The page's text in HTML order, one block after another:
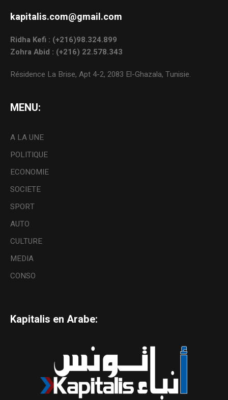
kapitalis.com@gmail.com
Ridha Kefi : (+216)98.324.899
Zohra Abid : (+216) 22.578.343
Résidence La Brise, Apt 4-2, 2083 El-Ghazala, Tunisie.
MENU:
A LA UNE
POLITIQUE
ECONOMIE
SOCIETE
SPORT
AUTO
CULTURE
MEDIA
CONSO
Kapitalis en Arabe: